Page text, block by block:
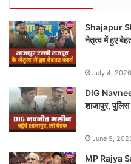
Shajapur
नेतृत्व में हुए
July 4, 2026
DIG
शाजापुर, पुलिस
June 9,
MP Rajya